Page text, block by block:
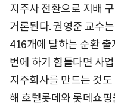
지주사 전환으로 지배
거론된다. 권영준 교수
416개에 달하는 순환
번에 하기 힘들다면 사
지주회사를 만드는 것
해 호텔롯데와 롯데쇼